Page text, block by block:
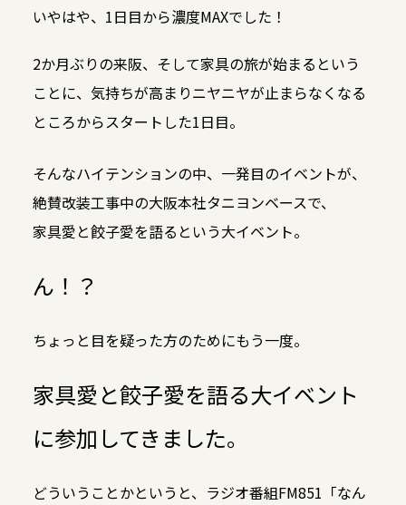
いやはや、1日目から濃度MAXでした！
2か月ぶりの来阪、そして家具の旅が始まるという
ことに、気持ちが高まりニヤニヤが止まらなくなる
ところからスタートした1日目。
そんなハイテンションの中、一発目のイベントが、
絶賛改装工事中の大阪本社タニヨンベースで、
家具愛と餃子愛を語るという大イベント。
ん！？
ちょっと目を疑った方のためにもう一度。
家具愛と餃子愛を語る大イベント
に参加してきました。
どういうことかというと、ラジオ番組FM851「なん